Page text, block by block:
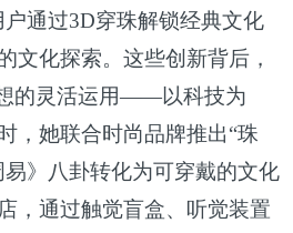
通过3D穿珠解锁经典文化
文化探索。这些创新背后，
的灵活运用——以科技为
，她联合时尚品牌推出“珠
》八卦转化为可穿戴的文化
，通过触觉盲盒、听觉装置